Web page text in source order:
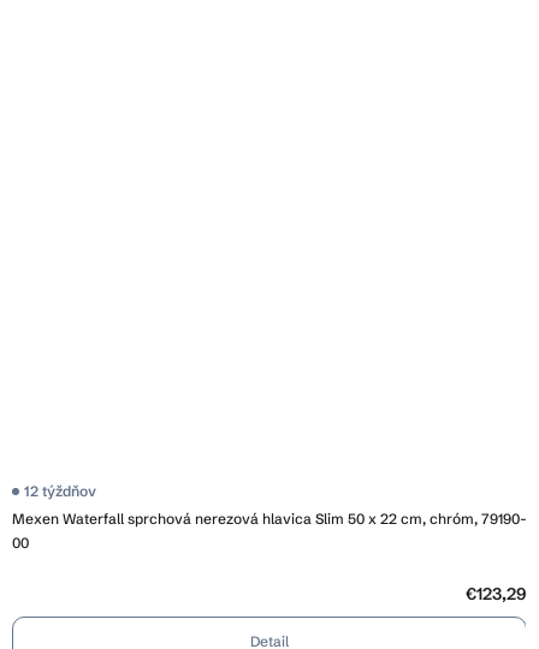
Mexen Waterfall sprchová nerezová hlavica Slim 50 x 22 cm, chróm, 79190-
00
12 týždňov
€123,29
Detail